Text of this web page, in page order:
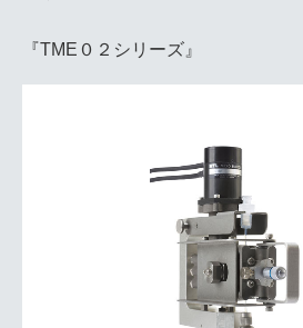
『TME０２シリーズ』